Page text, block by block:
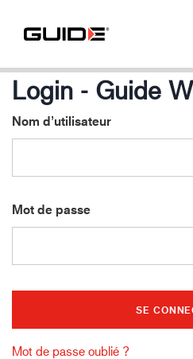
Login - Guide
Nom d’utilisateur
Mot de passe
Mot de passe oublié ?